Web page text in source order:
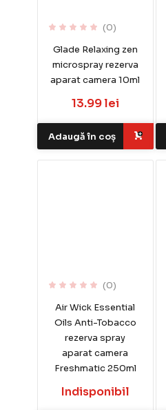
(0)
Glade Relaxing zen
microspray rezerva
aparat camera 10ml
13.99 lei
Adaugă în coș
(0)
Air Wick Essential
Oils Anti-Tobacco
rezerva spray
aparat camera
Freshmatic 250ml
Indisponibil